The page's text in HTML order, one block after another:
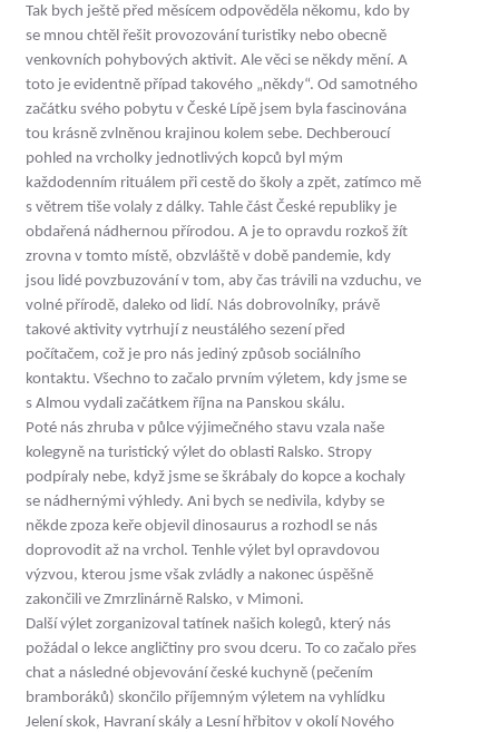
Tak bych ještě před měsícem odpověděla někomu, kdo by
se mnou chtěl řešit provozování turistiky nebo obecně
venkovních pohybových aktivit. Ale věci se někdy mění. A
toto je evidentně případ takového „někdy“. Od samotného
začátku svého pobytu v České Lípě jsem byla fascinována
tou krásně zvlněnou krajinou kolem sebe. Dechberoucí
pohled na vrcholky jednotlivých kopců byl mým
každodenním rituálem při cestě do školy a zpět, zatímco mě
s větrem tiše volaly z dálky. Tahle část České republiky je
obdařená nádhernou přírodou. A je to opravdu rozkoš žít
zrovna v tomto místě, obzvláště v době pandemie, kdy
jsou lidé povzbuzování v tom, aby čas trávili na vzduchu, ve
volné přírodě, daleko od lidí. Nás dobrovolníky, právě
takové aktivity vytrhují z neustálého sezení před
počítačem, což je pro nás jediný způsob sociálního
kontaktu. Všechno to začalo prvním výletem, kdy jsme se
s Almou vydali začátkem října na Panskou skálu.
Poté nás zhruba v půlce výjimečného stavu vzala naše
kolegyně na turistický výlet do oblasti Ralsko. Stropy
podpíraly nebe, když jsme se škrábaly do kopce a kochaly
se nádhernými výhledy. Ani bych se nedivila, kdyby se
někde zpoza keře objevil dinosaurus a rozhodl se nás
doprovodit až na vrchol. Tenhle výlet byl opravdovou
výzvou, kterou jsme však zvládly a nakonec úspěšně
zakončili ve Zmrzlinárně Ralsko, v Mimoni.
Další výlet zorganizoval tatínek našich kolegů, který nás
požádal o lekce angličtiny pro svou dceru. To co začalo přes
chat a následné objevování české kuchyně (pečením
bramboráků) skončilo příjemným výletem na vyhlídku
Jelení skok, Havraní skály a Lesní hřbitov v okolí Nového